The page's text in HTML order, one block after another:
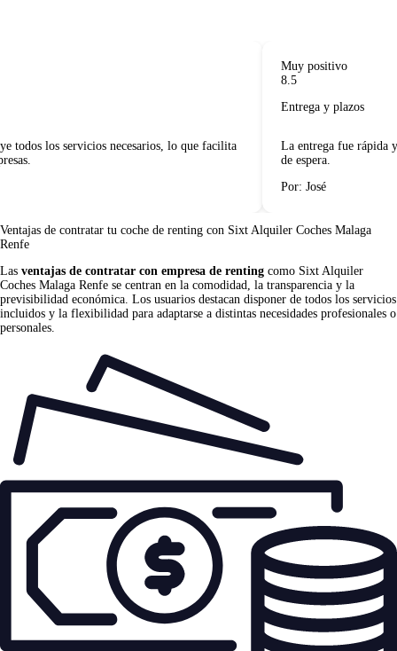
todos los servicios necesarios, lo que facilita
Muy positivo
8.5
Entrega y plazos
La entrega fue rápida
de espera.
Por: José
Ventajas de contratar tu coche de renting con Sixt Alquiler Coches Malaga
Renfe
Las ventajas de contratar con empresa de renting como Sixt Alquiler
Coches Malaga Renfe se centran en la comodidad, la transparencia y la
previsibilidad económica. Los usuarios destacan disponer de todos los servicios
incluidos y la flexibilidad para adaptarse a distintas necesidades profesionales o
personales.